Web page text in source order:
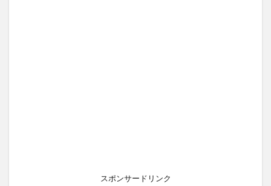
スポンサードリンク